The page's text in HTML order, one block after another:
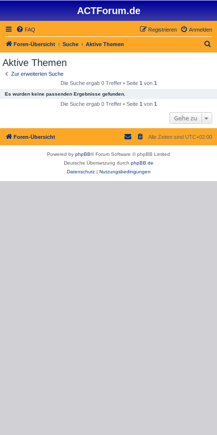
ACTForum.de
FAQ Anmelden
Registrieren
Foren-Übersicht Suche Aktive Themen
Aktive Themen
Zur erweiterten Suche
Die Suche ergab 0 Treffer • Seite 1 von 1
Es wurden keine passenden Ergebnisse gefunden.
Die Suche ergab 0 Treffer • Seite 1 von 1
Gehe zu
Foren-Übersicht Alle Zeiten sind UTC+02:00
Powered by phpBB® Forum Software © phpBB Limited
Deutsche Übersetzung durch phpBB.de
Datenschutz| Nutzungsbedingungen